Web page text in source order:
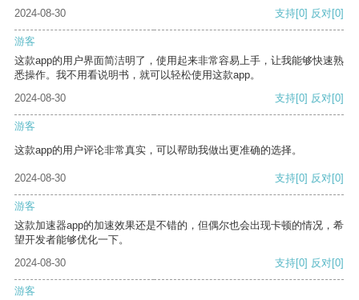
2024-08-30 支持[0] 反对[0]
游客
这款app的用户界面简洁明了，使用起来非常容易上手，让我能够快速熟
悉操作。我不用看说明书，就可以轻松使用这款app。
2024-08-30
支持[0] 反对[0]
游客
这款app的用户评论非常真实，可以帮助我做出更准确的选择。
2024-08-30 支持[0] 反对[0]
游客
这款加速器app的加速效果还是不错的，但偶尔也会出现卡顿的情况，希
望开发者能够优化一下。
2024-08-30
支持[0] 反对[0]
游客